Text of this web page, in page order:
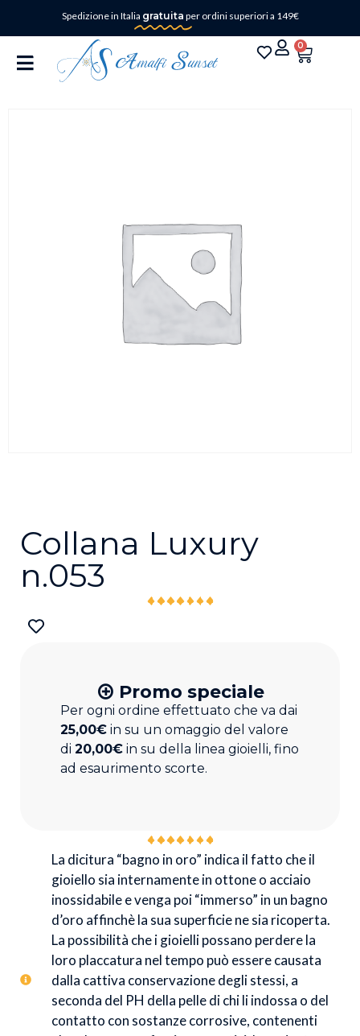
Spedizione in Italia gratuita per ordini superiori a 149€
0
Collana Luxury
n.053
Promo speciale
Per ogni ordine effettuato che va dai
25,00€ in su un omaggio del valore
di 20,00€ in su della linea gioielli, fino
ad esaurimento scorte.
La dicitura “bagno in oro” indica il fatto che il
gioiello sia internamente in ottone o acciaio
inossidabile e venga poi “immerso” in un bagno
d’oro affinchè la sua superficie ne sia ricoperta.
La possibilità che i gioielli possano perdere la
loro placcatura nel tempo può essere causata
dalla cattiva conservazione degli stessi, a
seconda del PH della pelle di chi li indossa o del
contatto con sostanze corrosive, contenenti